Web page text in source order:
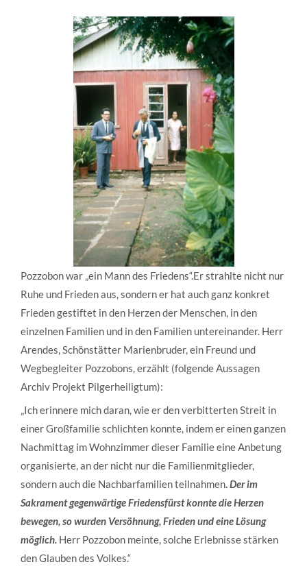
Pozzobon war „ein Mann des Friedens“.Er strahlte nicht nur
Ruhe und Frieden aus, sondern er hat auch ganz konkret
Frieden gestiftet in den Herzen der Menschen, in den
einzelnen Familien und in den Familien untereinander. Herr
Arendes, Schönstätter Marienbruder, ein Freund und
Wegbegleiter Pozzobons, erzählt (folgende Aussagen
Archiv Projekt Pilgerheiligtum):
„Ich erinnere mich daran, wie er den verbitterten Streit in
einer Großfamilie schlichten konnte, indem er einen ganzen
Nachmittag im Wohnzimmer dieser Familie eine Anbetung
organisierte, an der nicht nur die Familienmitglieder,
sondern auch die Nachbarfamilien teilnahmen.Der im
Sakrament gegenwärtige Friedensfürst konnte die Herzen
bewegen, so wurden Versöhnung, Frieden und eine Lösung
möglich. Herr Pozzobon meinte, solche Erlebnisse stärken
den Glauben des Volkes.“